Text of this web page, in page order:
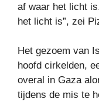
af waar het licht
het licht is”, zei
Het gezoem van
hoofd cirkelden,
overal in Gaza
tijdens de mis te